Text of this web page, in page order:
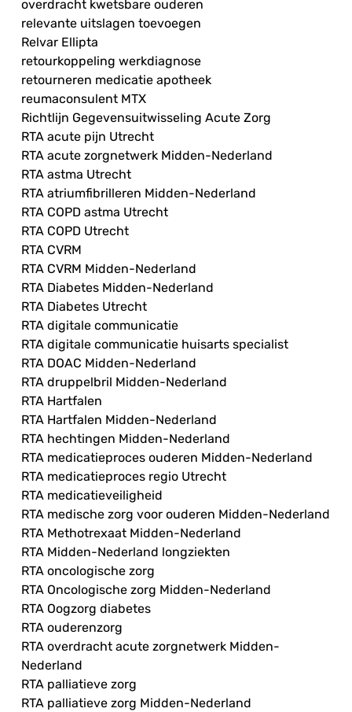
overdracht kwetsbare ouderen
relevante uitslagen toevoegen
Relvar Ellipta
retourkoppeling werkdiagnose
retourneren medicatie apotheek
reumaconsulent MTX
Richtlijn Gegevensuitwisseling Acute Zorg
RTA acute pijn Utrecht
RTA acute zorgnetwerk Midden-Nederland
RTA astma Utrecht
RTA atriumfibrilleren Midden-Nederland
RTA COPD astma Utrecht
RTA COPD Utrecht
RTA CVRM
RTA CVRM Midden-Nederland
RTA Diabetes Midden-Nederland
RTA Diabetes Utrecht
RTA digitale communicatie
RTA digitale communicatie huisarts specialist
RTA DOAC Midden-Nederland
RTA druppelbril Midden-Nederland
RTA Hartfalen
RTA Hartfalen Midden-Nederland
RTA hechtingen Midden-Nederland
RTA medicatieproces ouderen Midden-Nederland
RTA medicatieproces regio Utrecht
RTA medicatieveiligheid
RTA medische zorg voor ouderen Midden-Nederland
RTA Methotrexaat Midden-Nederland
RTA Midden-Nederland longziekten
RTA oncologische zorg
RTA Oncologische zorg Midden-Nederland
RTA Oogzorg diabetes
RTA ouderenzorg
RTA overdracht acute zorgnetwerk Midden-
Nederland
RTA palliatieve zorg
RTA palliatieve zorg Midden-Nederland